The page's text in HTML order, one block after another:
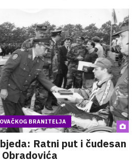
BRANITELJA
Ratni put i čudesan